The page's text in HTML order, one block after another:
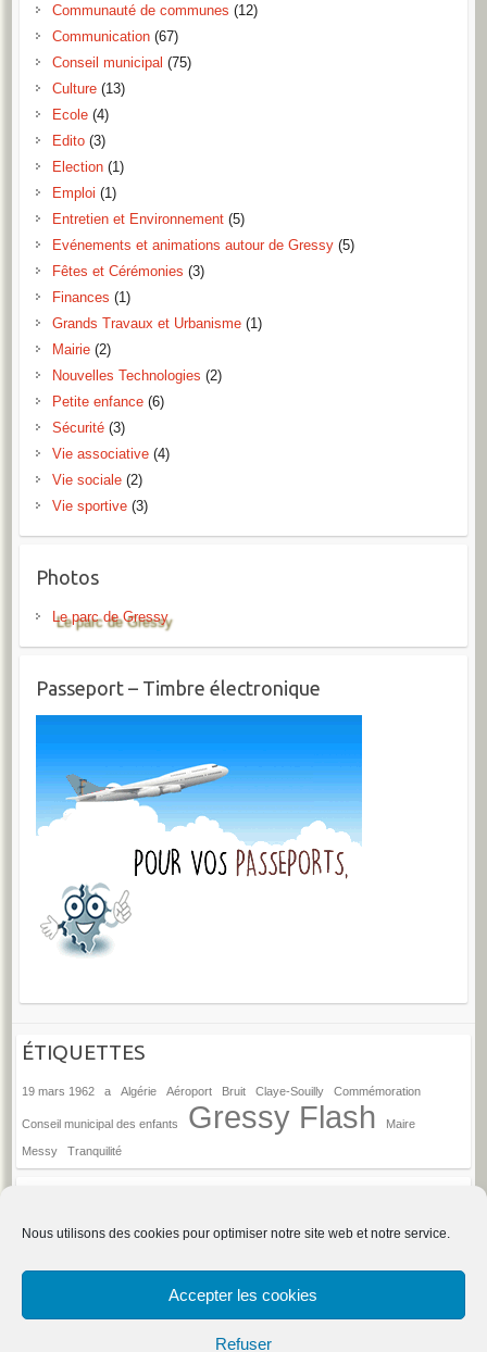
Nous utilisons des cookies pour optimiser notre site web et notre service.
Accepter les cookies
Refuser
Communauté de communes (12)
Communication(67)
Conseil municipal (75)
Culture(13)
Ecole(4)
Edito(3)
Election(1)
Emploi (1)
Entretien et Environnement(5)
Evénements et animations autour de Gressy(5)
Fêtes et Cérémonies (3)
Finances (1)
Grands Travaux et Urbanisme(1)
Mairie(2)
Nouvelles Technologies (2)
Petite enfance(6)
Sécurité(3)
Vie associative(4)
Vie sociale(2)
Vie sportive(3)
Photos
Le parc de Gressy
Passeport – Timbre électronique
ÉTIQUETTES
19 mars 1962 a Algérie Aéroport Bruit Claye-Souilly Commémoration
Conseil municipal des enfants Gressy Flash Maire
Messy Tranquilité
Anciens
→